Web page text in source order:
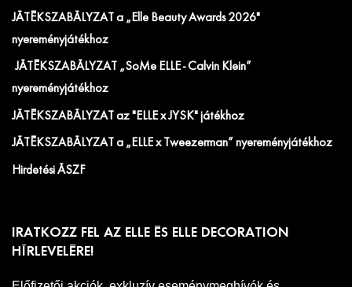
JÁTÉKSZABÁLYZAT a „Elle Beauty Awards 2026"
nyereményjátékhoz
JÁTÉKSZABÁLYZAT „SoMe ELLE - Calvin Klein”
nyereményjátékhoz
JÁTÉKSZABÁLYZAT az "ELLE x JYSK" játékhoz
JÁTÉKSZABÁLYZAT a „ELLE x Tweezerman” nyereményjátékhoz
Hirdetési ÁSZF
IRATKOZZ FEL AZ ELLE ÉS ELLE DECORATION
HÍRLEVELÉRE!